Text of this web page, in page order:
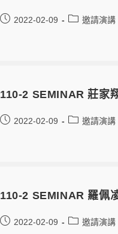
2022-02-09 邀請演講
110-2 SEMINAR 莊家
2022-02-09 邀請演講
110-2 SEMINAR 羅佩
2022-02-09 邀請演講